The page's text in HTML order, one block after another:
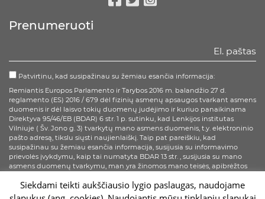
Prenumeruoti
Patvirtinu, kad susipažinau su žemiau esančia informacija:
Remiantis Europos Parlamento ir Tarybos 2016 m. balandžio 27 d.
reglamento (ES) 2016 / 679 dėl fizinių asmenų apsaugos tvarkant asmens
duomenis ir dėl laisvo tokių duomenų judėjimo ir kuriuo panaikinama
Direktyva 95/46/EB (BDAR) 6 str. 1 p. sutinku, kad Lenkijos institutas
Vilniuje ( Šv. Jono g. 3) tvarkytų mano asmens duomenis, t.y. elektroninio
pašto adresą, tikslu siųsti naujienlaiškį. Taip pat pareiškiu, kad
susipažinau su žemiau esančia informacija, susijusia su informavimo
prievolės įvykdymu, kaip tai numatyta BDAR 13 str. , susijusia su mano
asmens duomenų tvarkymu, man yra žinomos mano teisės, apibrėžtos
Siekdami teikti aukščiausio lygio paslaugas, naudojame